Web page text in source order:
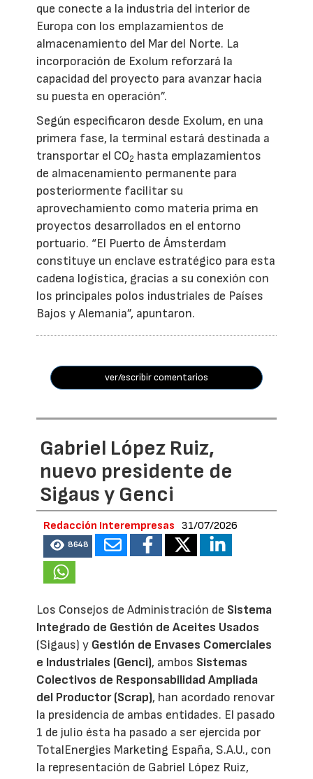
que conecte a la industria del interior de
Europa con los emplazamientos de
almacenamiento del Mar del Norte. La
incorporación de Exolum reforzará la
capacidad del proyecto para avanzar hacia
su puesta en operación”.
Según especificaron desde Exolum, en una
primera fase, la terminal estará destinada a
transportar el CO2 hasta emplazamientos
de almacenamiento permanente para
posteriormente facilitar su
aprovechamiento como materia prima en
proyectos desarrollados en el entorno
portuario. “El Puerto de Ámsterdam
constituye un enclave estratégico para esta
cadena logística, gracias a su conexión con
los principales polos industriales de Países
Bajos y Alemania”, apuntaron.
ver/escribir comentarios
Gabriel López Ruiz,
nuevo presidente de
Sigaus y Genci
Redacción Interempresas 31/07/2026
8648
Los Consejos de Administración de Sistema
Integrado de Gestión de Aceites Usados
(Sigaus) y Gestión de Envases Comerciales
e Industriales (Genci), ambos Sistemas
Colectivos de Responsabilidad Ampliada
del Productor (Scrap), han acordado renovar
la presidencia de ambas entidades. El pasado
1 de julio ésta ha pasado a ser ejercida por
TotalEnergies Marketing España, S.A.U., con
la representación de Gabriel López Ruiz,